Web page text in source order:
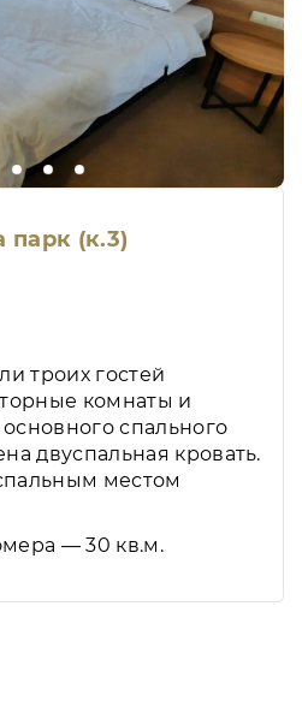
(к.3)
троих гостей
комнаты и
спального
двуспальная кровать.
местом
— 30 кв.м.